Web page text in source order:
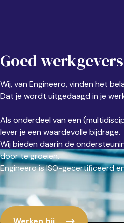
Goed
Wij, van Engineero, vinden het
Dat je wordt uitgedaagd in je
Als onderdeel van een
lever je een waardevolle bijdrage.
Wij bieden daarin de
door te groeien.
Engineero is ISO-gecertificeerd
Werken bij